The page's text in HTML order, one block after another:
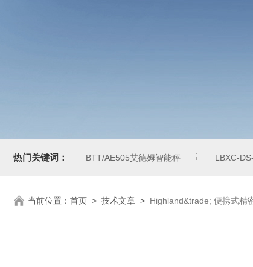
热门关键词： BTT/AE505艾德姆智能秤 LBXC-
当前位置： 首页 > 技术文章 > Highland&trade; 便携式精